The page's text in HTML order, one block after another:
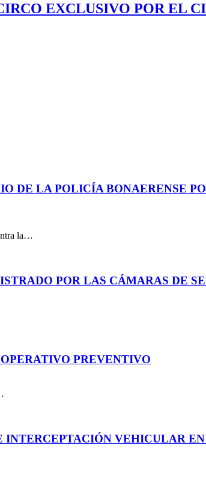
EXCLUSIVO POR EL
DE LA POLICÍA BONAERENSE
la…
POR LAS CÁMARAS DE
PREVENTIVO
VEHICULAR